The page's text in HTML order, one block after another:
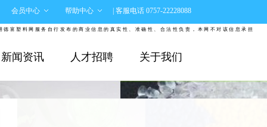
会员中心 帮助中心 | 客服电话 0757-22228088
自行发布的商业信息的真实性、准确性、合法性负责，本网不对该信息承担任何
新闻资讯 人才招聘 关于我们